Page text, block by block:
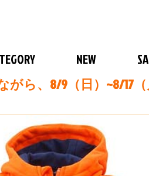
NEW
がら、8/9（日）~8/17